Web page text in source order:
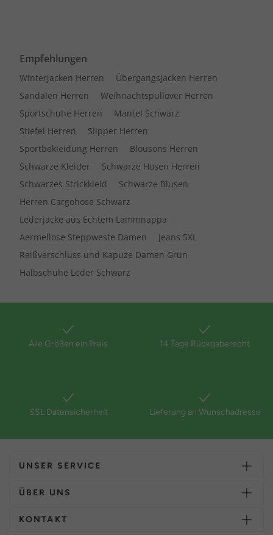
Empfehlungen
Winterjacken Herren
Übergangsjacken Herren
Sandalen Herren
Weihnachtspullover Herren
Sportschuhe Herren
Mantel Schwarz
Stiefel Herren
Slipper Herren
Sportbekleidung Herren
Blousons Herren
Schwarze Kleider
Schwarze Hosen Herren
Schwarzes Strickkleid
Schwarze Blusen
Herren Cargohose Schwarz
Lederjacke aus Echtem Lammnappa
Aermellose Steppweste Damen
Jeans 5XL
Reißverschluss und Kapuze Damen Grün
Halbschuhe Leder Schwarz
Alle Größen ein Preis 14 Tage Rückgaberecht
SSL Datensicherheit Lieferung an Wunschadresse
UNSER SERVICE
ÜBER UNS
KONTAKT